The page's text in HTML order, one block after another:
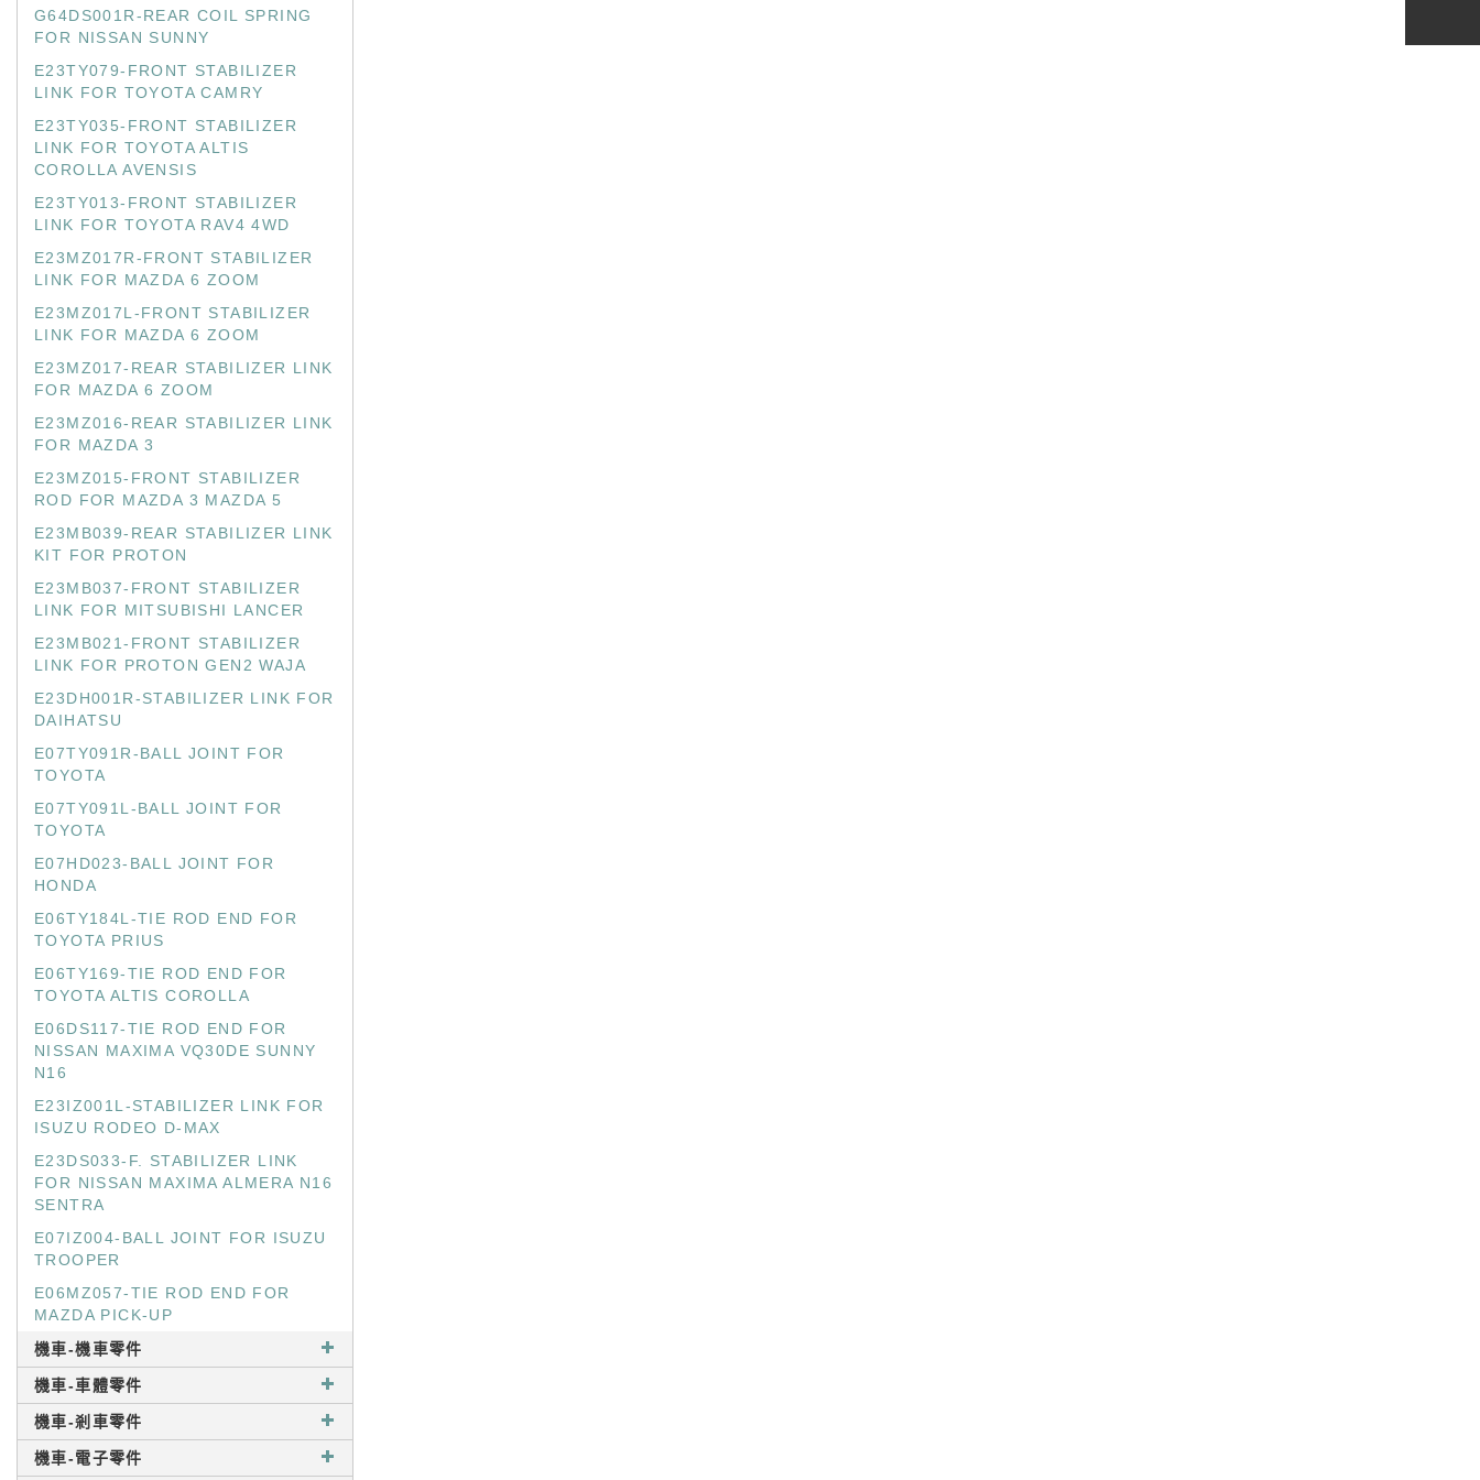
G64DS001R-REAR COIL SPRING
FOR NISSAN SUNNY
E23TY079-FRONT STABILIZER
LINK FOR TOYOTA CAMRY
E23TY035-FRONT STABILIZER
LINK FOR TOYOTA ALTIS
COROLLA AVENSIS
E23TY013-FRONT STABILIZER
LINK FOR TOYOTA RAV4 4WD
E23MZ017R-FRONT STABILIZER
LINK FOR MAZDA 6 ZOOM
E23MZ017L-FRONT STABILIZER
LINK FOR MAZDA 6 ZOOM
E23MZ017-REAR STABILIZER LINK
FOR MAZDA 6 ZOOM
E23MZ016-REAR STABILIZER LINK
FOR MAZDA 3
E23MZ015-FRONT STABILIZER
ROD FOR MAZDA 3 MAZDA 5
E23MB039-REAR STABILIZER LINK
KIT FOR PROTON
E23MB037-FRONT STABILIZER
LINK FOR MITSUBISHI LANCER
E23MB021-FRONT STABILIZER
LINK FOR PROTON GEN2 WAJA
E23DH001R-STABILIZER LINK FOR
DAIHATSU
E07TY091R-BALL JOINT FOR
TOYOTA
E07TY091L-BALL JOINT FOR
TOYOTA
E07HD023-BALL JOINT FOR
HONDA
E06TY184L-TIE ROD END FOR
TOYOTA PRIUS
E06TY169-TIE ROD END FOR
TOYOTA ALTIS COROLLA
E06DS117-TIE ROD END FOR
NISSAN MAXIMA VQ30DE SUNNY
N16
E23IZ001L-STABILIZER LINK FOR
ISUZU RODEO D-MAX
E23DS033-F. STABILIZER LINK
FOR NISSAN MAXIMA ALMERA N16
SENTRA
E07IZ004-BALL JOINT FOR ISUZU
TROOPER
E06MZ057-TIE ROD END FOR
MAZDA PICK-UP
機車-機車零件
機車-車體零件
機車-剎車零件
機車-電子零件